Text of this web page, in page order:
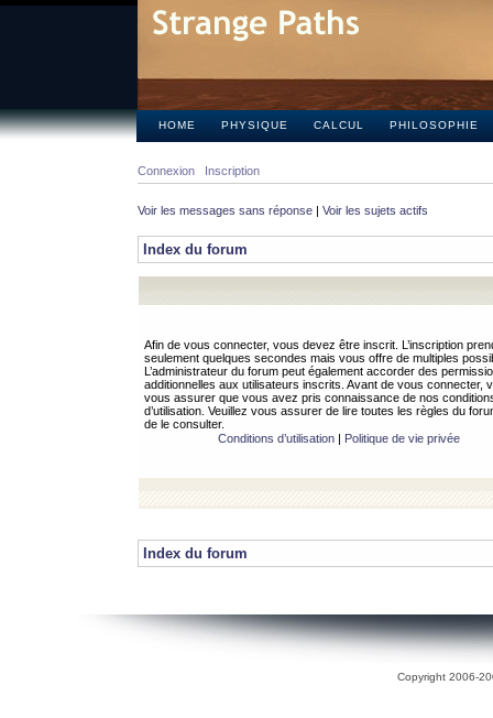
HOME PHYSIQUE CALCUL PHILOSOPHIE
Connexion Inscription
Voir les messages sans réponse | Voir les sujets actifs
Index du forum
Afin de vous connecter, vous devez être inscrit. L’inscription
seulement quelques secondes mais vous offre de multiples
L’administrateur du forum peut également accorder des
additionnelles aux utilisateurs inscrits. Avant de vous connecter,
vous assurer que vous avez pris connaissance de nos
d’utilisation. Veuillez vous assurer de lire toutes les règles du
de le consulter.
Conditions d’utilisation| Politique de vie privée
Index du forum
Copyright 2006-